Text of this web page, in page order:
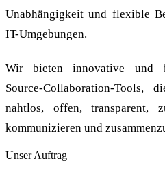
Unabhängigkeit und flexible
IT-Umgebungen.
Wir bieten innovative und
Source-Collaboration-Tools,
nahtlos, offen, transparent,
kommunizieren und
Unser Auftrag